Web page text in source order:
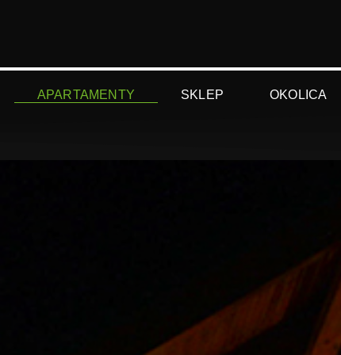
APARTAMENTY SKLEP OKOLICA